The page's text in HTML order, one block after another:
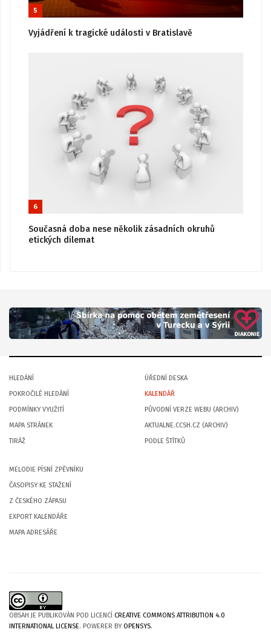
5
Vyjádření k tragické události v Bratislavě
6
Současná doba nese několik zásadních okruhů
etických dilemat
HLEDÁNÍ
POKROČILÉ HLEDÁNÍ
PODMÍNKY VYUŽITÍ
MAPA STRÁNEK
TIRÁŽ
ÚŘEDNÍ DESKA
KALENDÁŘ
PŮVODNÍ VERZE WEBU (ARCHIV)
AKTUALNE.CCSH.CZ (ARCHIV)
PODLE ŠTÍTKŮ
MELODIE PÍSNÍ ZPĚVNÍKU
ČASOPISY KE STAŽENÍ
Z ČESKÉHO ZÁPASU
EXPORT KALENDÁŘE
MAPA ADRESÁŘE
OBSAH JE PUBLIKOVÁN POD LICENCÍ CREATIVE COMMONS ATTRIBUTION 4.0
INTERNATIONAL LICENSE. POWERER BYOPENSYS.